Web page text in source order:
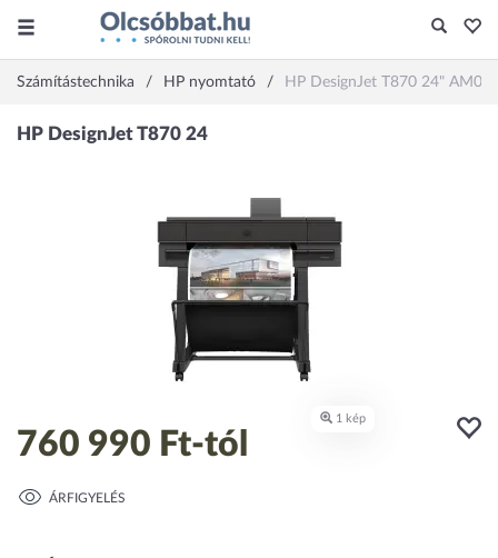
Számítástechnika HP nyomtató HP DesignJet T870 24"
760 990 Ft-tól
ÁRFIGYELÉS